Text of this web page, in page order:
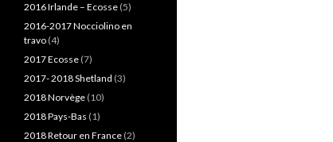
2016 Irlande – Ecosse (5)
2016-2017 Nocciolino en
travo (4)
2017 Ecosse (7)
2017- 2018 Shetland (3)
2018 Norvège (10)
2018 Pays-Bas (1)
2018 Retour en France (2)